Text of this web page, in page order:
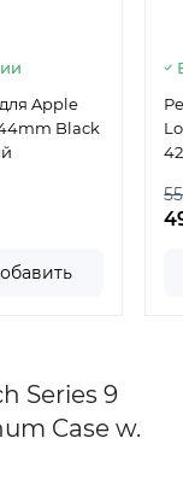
Apple
Black
Series 9
Case w.